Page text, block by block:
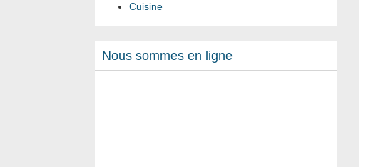
Cuisine
Nous sommes en ligne